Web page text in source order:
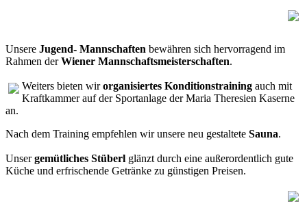
Unsere Jugend- Mannschaften bewähren sich hervorragend im
Rahmen derWiener Mannschaftsmeisterschaften.
Weiters bieten wirorganisiertes Konditionstraining auch mit
Kraftkammer auf der Sportanlage der Maria Theresien Kaserne
an.
Nach dem Training empfehlen wir unsere neu gestaltete Sauna.
Unsergemütliches Stüberl glänzt durch eine außerordentlich gute
Küche und erfrischende Getränke zu günstigen Preisen.